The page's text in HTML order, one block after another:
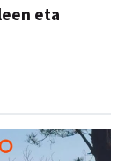
eta